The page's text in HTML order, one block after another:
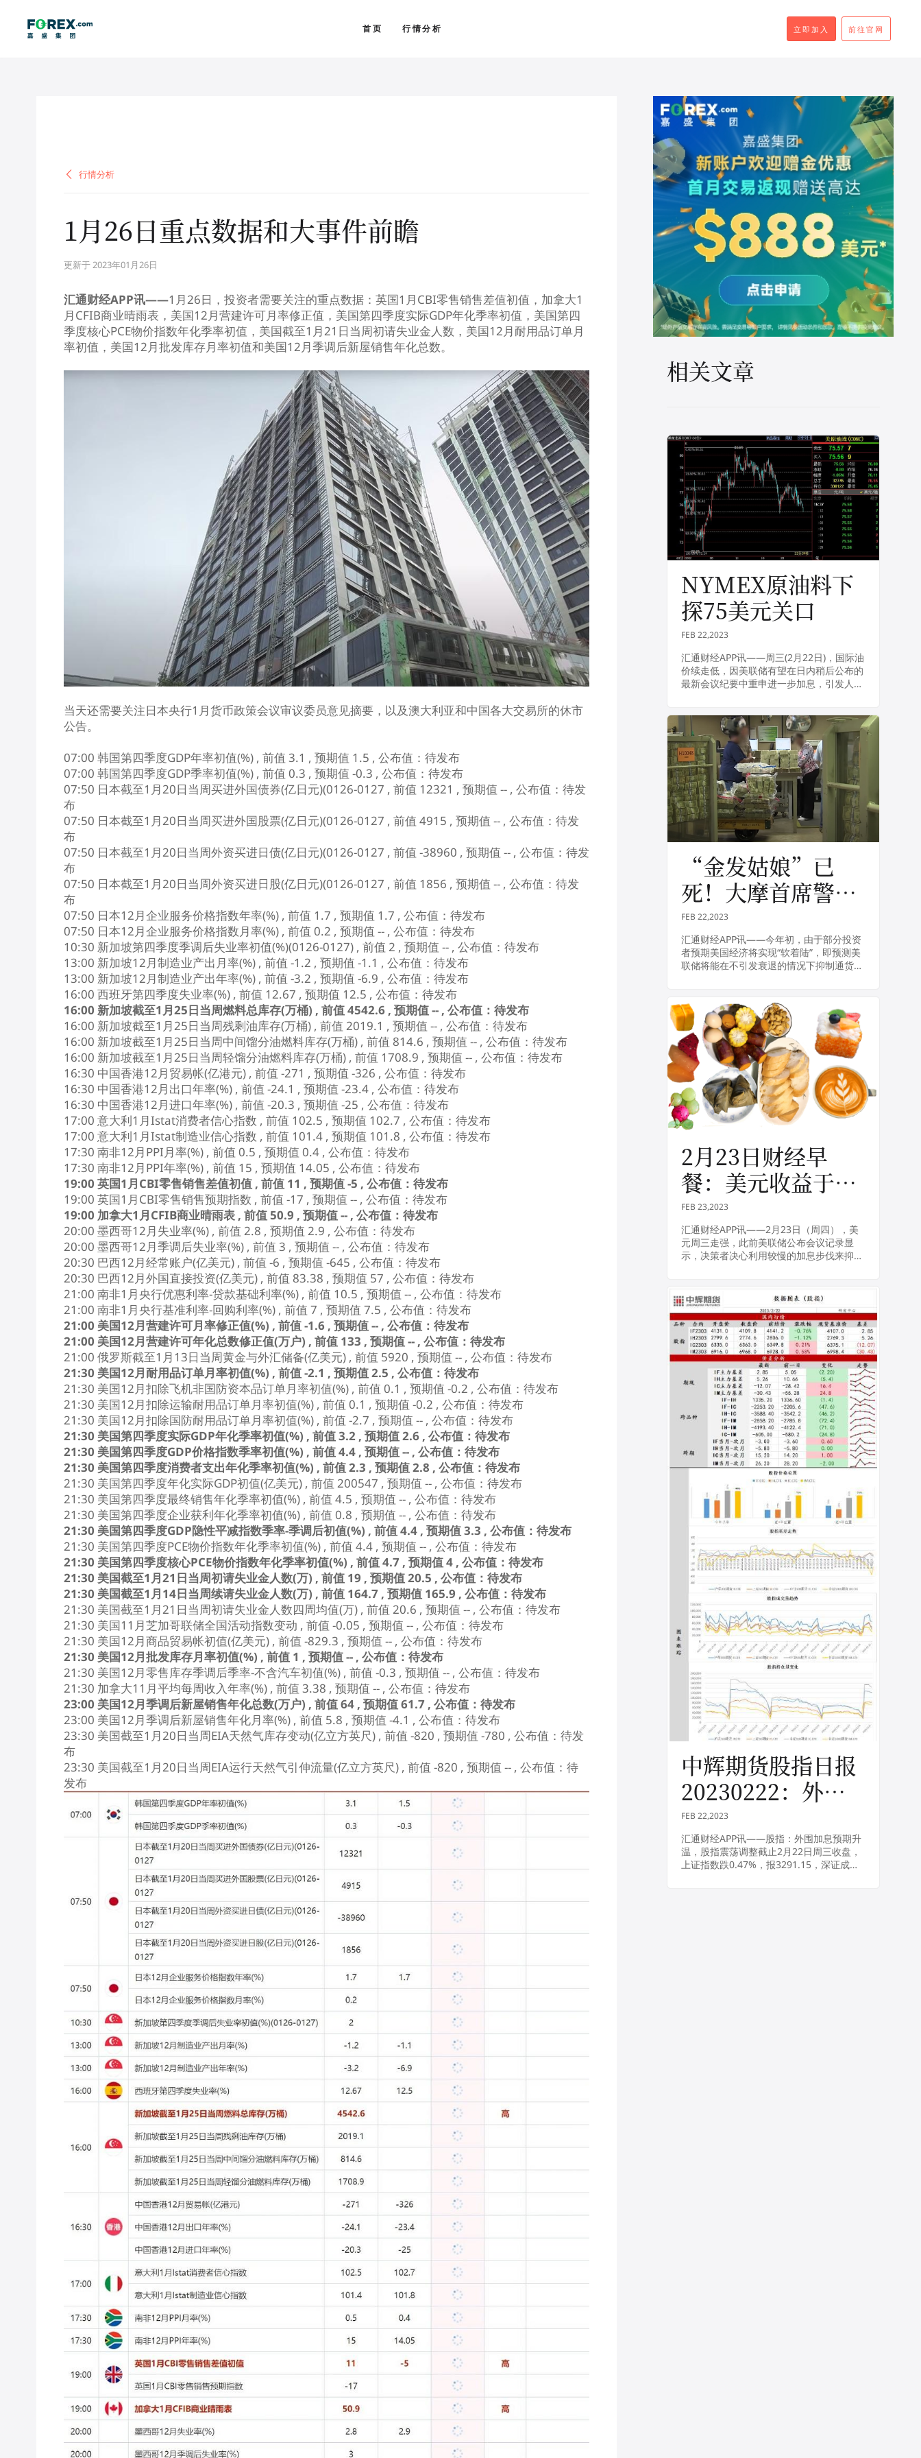
首页 行情分析 立即加入 前往官网
行情分析
行情分析
1月26日重点数据和大事件前瞻
更新于 2023年01月26日
汇通财经APP讯——1月26日，投资者需要关注的重点数据：英国1月CBI零售销售差值初值，加拿大1
月CFIB商业晴雨表，美国12月营建许可月率修正值，美国第四季度实际GDP年化季率初值，美国第四
季度核心PCE物价指数年化季率初值，美国截至1月21日当周初请失业金人数，美国12月耐用品订单月
率初值，美国12月批发库存月率初值和美国12月季调后新屋销售年化总数。
当天还需要关注日本央行1月货币政策会议审议委员意见摘要，以及澳大利亚和中国各大交易所的休市
公告。
07:00 韩国第四季度GDP年率初值(%) , 前值 3.1 , 预期值 1.5 , 公布值：待发布
07:00 韩国第四季度GDP季率初值(%) , 前值 0.3 , 预期值 -0.3 , 公布值：待发布
07:50 日本截至1月20日当周买进外国债券(亿日元)(0126-0127 , 前值 12321 , 预期值 -- , 公布值：待发
布
07:50 日本截至1月20日当周买进外国股票(亿日元)(0126-0127 , 前值 4915 , 预期值 -- , 公布值：待发
布
07:50 日本截至1月20日当周外资买进日债(亿日元)(0126-0127 , 前值 -38960 , 预期值 -- , 公布值：待发
布
07:50 日本截至1月20日当周外资买进日股(亿日元)(0126-0127 , 前值 1856 , 预期值 -- , 公布值：待发
布
07:50 日本12月企业服务价格指数年率(%) , 前值 1.7 , 预期值 1.7 , 公布值：待发布
07:50 日本12月企业服务价格指数月率(%) , 前值 0.2 , 预期值 -- , 公布值：待发布
10:30 新加坡第四季度季调后失业率初值(%)(0126-0127) , 前值 2 , 预期值 -- , 公布值：待发布
13:00 新加坡12月制造业产出月率(%) , 前值 -1.2 , 预期值 -1.1 , 公布值：待发布
13:00 新加坡12月制造业产出年率(%) , 前值 -3.2 , 预期值 -6.9 , 公布值：待发布
16:00 西班牙第四季度失业率(%) , 前值 12.67 , 预期值 12.5 , 公布值：待发布
16:00 新加坡截至1月25日当周燃料总库存(万桶) , 前值 4542.6 , 预期值 -- , 公布值：待发布
16:00 新加坡截至1月25日当周残剩油库存(万桶) , 前值 2019.1 , 预期值 -- , 公布值：待发布
16:00 新加坡截至1月25日当周中间馏分油燃料库存(万桶) , 前值 814.6 , 预期值 -- , 公布值：待发布
16:00 新加坡截至1月25日当周轻馏分油燃料库存(万桶) , 前值 1708.9 , 预期值 -- , 公布值：待发布
16:30 中国香港12月贸易帐(亿港元) , 前值 -271 , 预期值 -326 , 公布值：待发布
16:30 中国香港12月出口年率(%) , 前值 -24.1 , 预期值 -23.4 , 公布值：待发布
16:30 中国香港12月进口年率(%) , 前值 -20.3 , 预期值 -25 , 公布值：待发布
17:00 意大利1月Istat消费者信心指数 , 前值 102.5 , 预期值 102.7 , 公布值：待发布
17:00 意大利1月Istat制造业信心指数 , 前值 101.4 , 预期值 101.8 , 公布值：待发布
17:30 南非12月PPI月率(%) , 前值 0.5 , 预期值 0.4 , 公布值：待发布
17:30 南非12月PPI年率(%) , 前值 15 , 预期值 14.05 , 公布值：待发布
19:00 英国1月CBI零售销售差值初值 , 前值 11 , 预期值 -5 , 公布值：待发布
19:00 英国1月CBI零售销售预期指数 , 前值 -17 , 预期值 -- , 公布值：待发布
19:00 加拿大1月CFIB商业晴雨表 , 前值 50.9 , 预期值 -- , 公布值：待发布
20:00 墨西哥12月失业率(%) , 前值 2.8 , 预期值 2.9 , 公布值：待发布
20:00 墨西哥12月季调后失业率(%) , 前值 3 , 预期值 -- , 公布值：待发布
20:30 巴西12月经常账户(亿美元) , 前值 -6 , 预期值 -645 , 公布值：待发布
20:30 巴西12月外国直接投资(亿美元) , 前值 83.38 , 预期值 57 , 公布值：待发布
21:00 南非1月央行优惠利率-贷款基础利率(%) , 前值 10.5 , 预期值 -- , 公布值：待发布
21:00 南非1月央行基准利率-回购利率(%) , 前值 7 , 预期值 7.5 , 公布值：待发布
21:00 美国12月营建许可月率修正值(%) , 前值 -1.6 , 预期值 -- , 公布值：待发布
21:00 美国12月营建许可年化总数修正值(万户) , 前值 133 , 预期值 -- , 公布值：待发布
21:00 俄罗斯截至1月13日当周黄金与外汇储备(亿美元) , 前值 5920 , 预期值 -- , 公布值：待发布
21:30 美国12月耐用品订单月率初值(%) , 前值 -2.1 , 预期值 2.5 , 公布值：待发布
21:30 美国12月扣除飞机非国防资本品订单月率初值(%) , 前值 0.1 , 预期值 -0.2 , 公布值：待发布
21:30 美国12月扣除运输耐用品订单月率初值(%) , 前值 0.1 , 预期值 -0.2 , 公布值：待发布
21:30 美国12月扣除国防耐用品订单月率初值(%) , 前值 -2.7 , 预期值 -- , 公布值：待发布
21:30 美国第四季度实际GDP年化季率初值(%) , 前值 3.2 , 预期值 2.6 , 公布值：待发布
21:30 美国第四季度GDP价格指数季率初值(%) , 前值 4.4 , 预期值 -- , 公布值：待发布
21:30 美国第四季度消费者支出年化季率初值(%) , 前值 2.3 , 预期值 2.8 , 公布值：待发布
21:30 美国第四季度年化实际GDP初值(亿美元) , 前值 200547 , 预期值 -- , 公布值：待发布
21:30 美国第四季度最终销售年化季率初值(%) , 前值 4.5 , 预期值 -- , 公布值：待发布
21:30 美国第四季度企业获利年化季率初值(%) , 前值 0.8 , 预期值 -- , 公布值：待发布
21:30 美国第四季度GDP隐性平减指数季率-季调后初值(%) , 前值 4.4 , 预期值 3.3 , 公布值：待发布
21:30 美国第四季度PCE物价指数年化季率初值(%) , 前值 4.4 , 预期值 -- , 公布值：待发布
21:30 美国第四季度核心PCE物价指数年化季率初值(%) , 前值 4.7 , 预期值 4 , 公布值：待发布
21:30 美国截至1月21日当周初请失业金人数(万) , 前值 19 , 预期值 20.5 , 公布值：待发布
21:30 美国截至1月14日当周续请失业金人数(万) , 前值 164.7 , 预期值 165.9 , 公布值：待发布
21:30 美国截至1月21日当周初请失业金人数四周均值(万) , 前值 20.6 , 预期值 -- , 公布值：待发布
21:30 美国11月芝加哥联储全国活动指数变动 , 前值 -0.05 , 预期值 -- , 公布值：待发布
21:30 美国12月商品贸易帐初值(亿美元) , 前值 -829.3 , 预期值 -- , 公布值：待发布
21:30 美国12月批发库存月率初值(%) , 前值 1 , 预期值 -- , 公布值：待发布
21:30 美国12月零售库存季调后季率-不含汽车初值(%) , 前值 -0.3 , 预期值 -- , 公布值：待发布
21:30 加拿大11月平均每周收入年率(%) , 前值 3.38 , 预期值 -- , 公布值：待发布
23:00 美国12月季调后新屋销售年化总数(万户) , 前值 64 , 预期值 61.7 , 公布值：待发布
23:00 美国12月季调后新屋销售年化月率(%) , 前值 5.8 , 预期值 -4.1 , 公布值：待发布
23:30 美国截至1月20日当周EIA天然气库存变动(亿立方英尺) , 前值 -820 , 预期值 -780 , 公布值：待发
布
23:30 美国截至1月20日当周EIA运行天然气引伸流量(亿立方英尺) , 前值 -820 , 预期值 -- , 公布值：待
发布
相关文章
NYMEX原油料下
探75美元关口
FEB 22,2023
汇通财经APP讯——周三(2月22日)，国际油
价续走低，因美联储有望在日内稍后公布的
最新会议纪要中重申进一步加息，引发人们
“金发姑娘”已
死！大摩首席警
告：美国经济硬着
陆风险在增加
FEB 22,2023
汇通财经APP讯——今年初，由于部分投资
者预期美国经济将实现“软着陆”，即预测美
联储将能在不引发衰退的情况下抑制通货膨
特（L...
2月23日财经早
餐：美元收益于美
联储加息暗示走
强，高通胀风险引
发原油需求忧虑
FEB 23,2023
汇通财经APP讯——2月23日（周四），美
元周三走强，此前美联储公布会议记录显
示，决策者决心利用较慢的加息步伐来抑制
将意味着...
中辉期货股指日报
20230222：外围
加息预期升温，股
指震荡调整
FEB 22,2023
汇通财经APP讯——股指：外围加息预期升
温，股指震荡调整截止2月22日周三收盘，
上证指数跌0.47%，报3291.15，深证成指